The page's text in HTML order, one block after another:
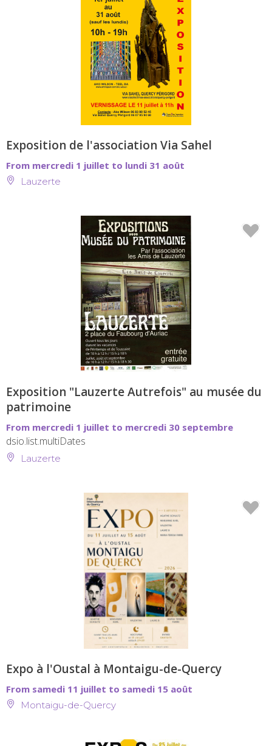
Exposition de l'association Via Sahel
From mercredi 1 juillet to lundi 31 août
Lauzerte
Exposition "Lauzerte Autrefois" au musée du
patrimoine
From mercredi 1 juillet to mercredi 30 septembre
dsio.list.multiDates
Lauzerte
Expo à l'Oustal à Montaigu-de-Quercy
From samedi 11 juillet to samedi 15 août
Montaigu-de-Quercy